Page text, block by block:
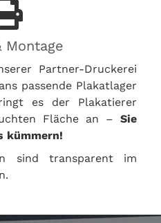
Montage
Partner-Druckerei
passende Plakatlager
es der Plakatierer
Fläche an – Sie
kümmern!
sind transparent im